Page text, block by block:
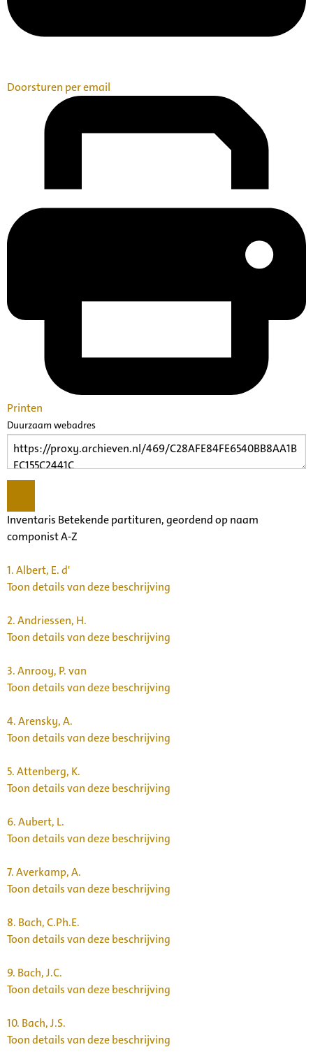
Doorsturen per email
Printen
Duurzaam webadres
Inventaris Betekende partituren, geordend op naam
componist A-Z
1.Albert, E. d'
Toon details van deze beschrijving
2.Andriessen, H.
Toon details van deze beschrijving
3.Anrooy, P. van
Toon details van deze beschrijving
4.Arensky, A.
Toon details van deze beschrijving
5.Attenberg, K.
Toon details van deze beschrijving
6.Aubert, L.
Toon details van deze beschrijving
7.Averkamp, A.
Toon details van deze beschrijving
8. Bach, C.Ph.E.
Toon details van deze beschrijving
9. Bach, J.C.
Toon details van deze beschrijving
10. Bach, J.S.
Toon details van deze beschrijving